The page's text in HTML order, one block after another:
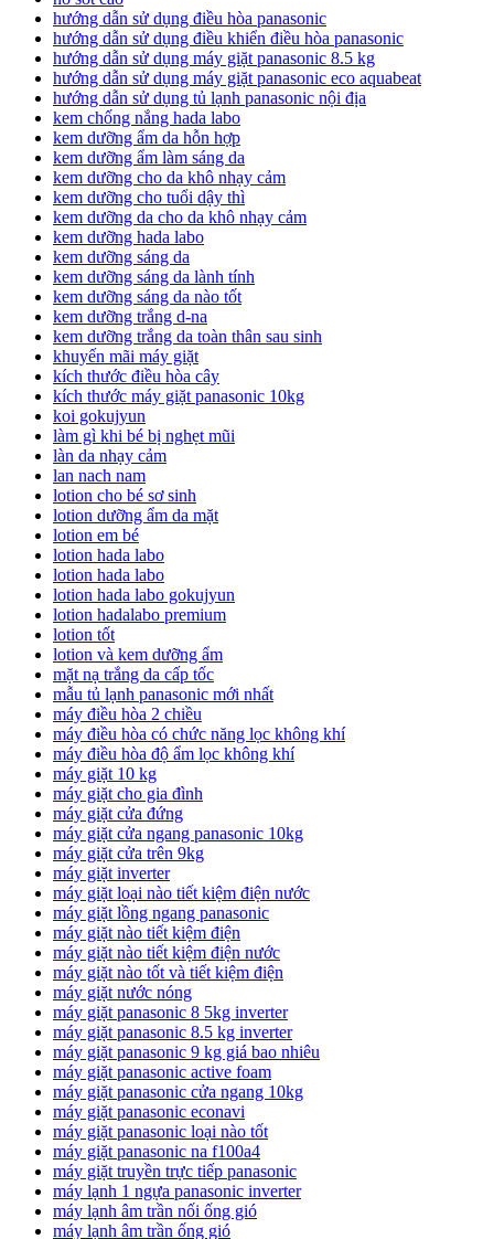
hướng dẫn sử dụng điều hòa panasonic
hướng dẫn sử dụng điều khiển điều hòa panasonic
hướng dẫn sử dụng máy giặt panasonic 8.5 kg
hướng dẫn sử dụng máy giặt panasonic eco aquabeat
hướng dẫn sử dụng tủ lạnh panasonic nội địa
kem chống nắng hada labo
kem dưỡng ẩm da hỗn hợp
kem dưỡng ẩm làm sáng da
kem dưỡng cho da khô nhạy cảm
kem dưỡng cho tuổi dậy thì
kem dưỡng da cho da khô nhạy cảm
kem dưỡng hada labo
kem dưỡng sáng da
kem dưỡng sáng da lành tính
kem dưỡng sáng da nào tốt
kem dưỡng trắng d-na
kem dưỡng trắng da toàn thân sau sinh
khuyến mãi máy giặt
kích thước điều hòa cây
kích thước máy giặt panasonic 10kg
koi gokujyun
làm gì khi bé bị nghẹt mũi
làn da nhạy cảm
lan nach nam
lotion cho bé sơ sinh
lotion dưỡng ẩm da mặt
lotion em bé
lotion hada labo
lotion hada labo
lotion hada labo gokujyun
lotion hadalabo premium
lotion tốt
lotion và kem dưỡng ẩm
mặt nạ trắng da cấp tốc
mẫu tủ lạnh panasonic mới nhất
máy điều hòa 2 chiều
máy điều hòa có chức năng lọc không khí
máy điều hòa độ ẩm lọc không khí
máy giặt 10 kg
máy giặt cho gia đình
máy giặt cửa đứng
máy giặt cửa ngang panasonic 10kg
máy giặt cửa trên 9kg
máy giặt inverter
máy giặt loại nào tiết kiệm điện nước
máy giặt lồng ngang panasonic
máy giặt nào tiết kiệm điện
máy giặt nào tiết kiệm điện nước
máy giặt nào tốt và tiết kiệm điện
máy giặt nước nóng
máy giặt panasonic 8 5kg inverter
máy giặt panasonic 8.5 kg inverter
máy giặt panasonic 9 kg giá bao nhiêu
máy giặt panasonic active foam
máy giặt panasonic cửa ngang 10kg
máy giặt panasonic econavi
máy giặt panasonic loại nào tốt
máy giặt panasonic na f100a4
máy giặt truyền trực tiếp panasonic
máy lạnh 1 ngựa panasonic inverter
máy lạnh âm trần nối ống gió
máy lạnh âm trần ống gió